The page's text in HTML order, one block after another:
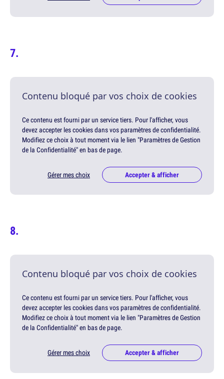
Contenu bloqué par vos choix de cookies
Ce contenu est fourni par un service tiers. Pour l'afficher, vous
devez accepter les cookies dans vos paramètres de confidentialité.
Modifiez ce choix à tout moment via le lien "Paramètres de Gestion
de la Confidentialité" en bas de page.
Gérer mes choix Accepter & afficher
Contenu bloqué par vos choix de cookies
Ce contenu est fourni par un service tiers. Pour l'afficher, vous
devez accepter les cookies dans vos paramètres de confidentialité.
Modifiez ce choix à tout moment via le lien "Paramètres de Gestion
de la Confidentialité" en bas de page.
Gérer mes choix Accepter & afficher